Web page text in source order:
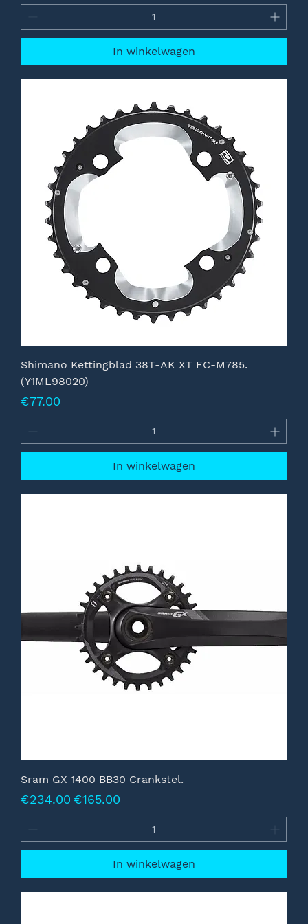
In winkelwagen
Shimano Kettingblad 38T-AK XT FC-M785.
(Y1ML98020)
Prijs
€77.00
In winkelwagen
Sram GX 1400 BB30 Crankstel.
Normale prijs
€234.00 Verkoopprijs
€165.00
In winkelwagen